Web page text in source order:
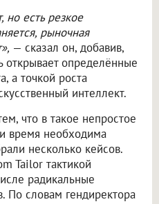
но есть резкое
рыночная
— сказал он, добавив,
открывает определённые
а точкой роста
интеллект.
что в такое непростое
время необходима
несколько кейсов.
Tailor тактикой
радикальные
По словам гендиректора